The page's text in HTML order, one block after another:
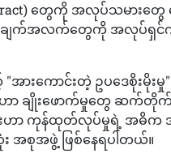
တွေကို အလုပ်သမားတွေ သ
ချက်အလက်တွေကို အလုပ်ရှင်
ကောင်းတဲ့ ဥပဒေစိုးမိုးမှု"
ချိုးဖောက်မှုတွေ ဆက်တိုက်
းဟာ ကုန်ထုတ်လုပ်မှုရဲ့ အဓိက
အစုအဖွဲ့ ဖြစ်နေရပါတယ်။